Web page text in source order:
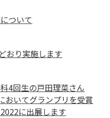
ついて
おり実施します
4回生の戸田理菜さん
おいてグランプリを受賞
に出展します